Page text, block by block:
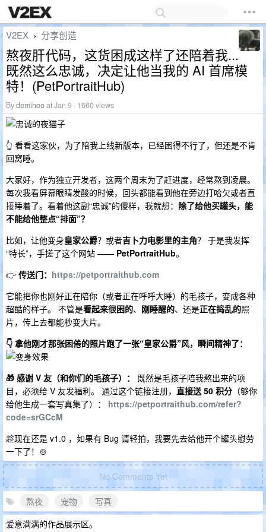
V2EX › 分享创造
熬夜肝代码，这货困成这样了还陪着我...
既然这么忠诚，决定让他当我的 AI 首席模
特！(PetPortraitHub)
Bydemihooat Jan 9 · 1660 views
👆 看看这家伙，为了陪我上线新版本，已经困得不行了，但还是不肯
回窝睡。
大家好，作为独立开发者，这两个周末为了赶进度，经常熬到凌晨。
每次我看屏幕眼睛发酸的时候，回头都能看到他在旁边打哈欠或者直
接睡着了。看着他这副“忠诚”的傻样，我就想： 除了给他买罐头，能
不能给他整点“排面”？
比如，让他变身皇家公爵？或者吉卜力电影里的主角？ 于是我发挥
“特长”，手搓了这个网站 —— PetPortraitHub。
👉 传送门： https://petportraithub.com
它能把你也刚好正在陪你（或者正在呼呼大睡）的毛孩子，变成各种
超酷的样子。 不管是看起来很困的、 刚睡醒的、还是正在捣乱的照
片，传上去都能秒变大片。
👇 拿他刚才那张困倦的照片跑了一张“皇家公爵”风，瞬间精神了：
🎁 感谢 V 友（和你们的毛孩子）：
既然是毛孩子陪我熬出来的项
目，必须给 V 友发福利。 通过这个链接注册， 直接送 50 积分 （够你
给他生成一套写真集了）： https://petportraithub.com/refer?
code=srGCcM
趁现在还是 v1.0 ，如果有 Bug 请轻拍，我要先去给他开个罐头慰劳
一下了！🍲
No Comments Yet
熬夜 宠物
写真
爱意满满的作品展示区。